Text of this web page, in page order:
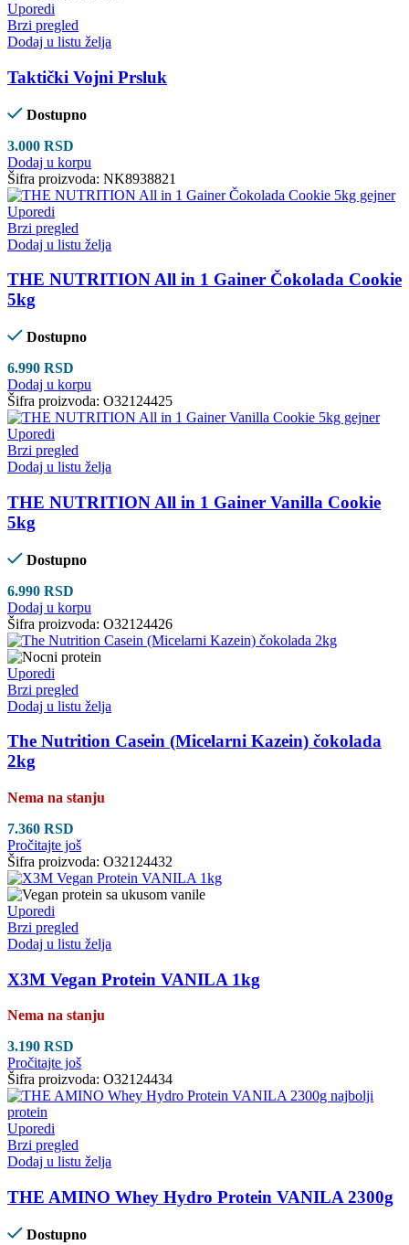
Uporedi
Brzi pregled
Dodaj u listu želja
Taktički Vojni Prsluk
Dostupno
3.000 RSD
Dodaj u korpu
Šifra proizvoda: NK8938821
Uporedi
Brzi pregled
Dodaj u listu želja
THE NUTRITION All in 1 Gainer Čokolada Cookie
5kg
Dostupno
6.990 RSD
Dodaj u korpu
Šifra proizvoda: O32124425
Uporedi
Brzi pregled
Dodaj u listu želja
THE NUTRITION All in 1 Gainer Vanilla Cookie
5kg
Dostupno
6.990 RSD
Dodaj u korpu
Šifra proizvoda: O32124426
Uporedi
Brzi pregled
Dodaj u listu želja
The Nutrition Casein (Micelarni Kazein) čokolada
2kg
Nema na stanju
7.360 RSD
Pročitajte još
Šifra proizvoda: O32124432
Uporedi
Brzi pregled
Dodaj u listu želja
X3M Vegan Protein VANILA 1kg
Nema na stanju
3.190 RSD
Pročitajte još
Šifra proizvoda: O32124434
Uporedi
Brzi pregled
Dodaj u listu želja
THE AMINO Whey Hydro Protein VANILA 2300g
Dostupno